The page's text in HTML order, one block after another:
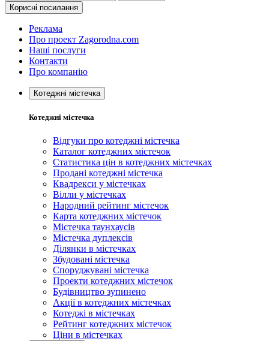
Корисні посилання
Реклама
Про проект Zagorodna.com
Наші послуги
Контакти
Про компанію
Котеджні містечка
Котеджні містечка
Відгуки про котеджні містечка
Каталог котеджних містечок
Статистика цін в котеджних містечках
Продані котеджні містечка
Квадрекси у містечках
Вілли у містечках
Народний рейтинг містечок
Карта котеджних містечок
Містечка таунхаусів
Містечка дуплексів
Ділянки в містечках
Збудовані містечка
Споруджувані містечка
Проекти котеджних містечок
Будівництво зупинено
Акції в котеджних містечках
Котеджі в містечках
Рейтинг котеджних містечок
Ціни в містечках